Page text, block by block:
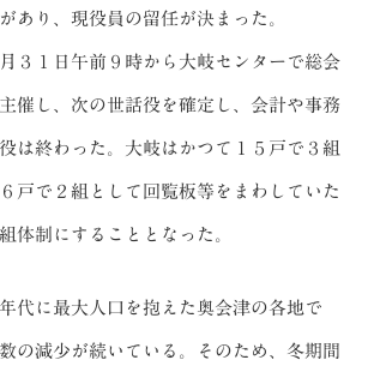
あり、現役員の留任が決まった。
３１日午前９時から大岐センターで総会
催し、次の世話役を確定し、会計や事務
は終わった。大岐はかつて１５戸で３組
戸で２組として回覧板等をまわしていた
体制にすることとなった。
代に最大人口を抱えた奥会津の各地で
の減少が続いている。そのため、冬期間